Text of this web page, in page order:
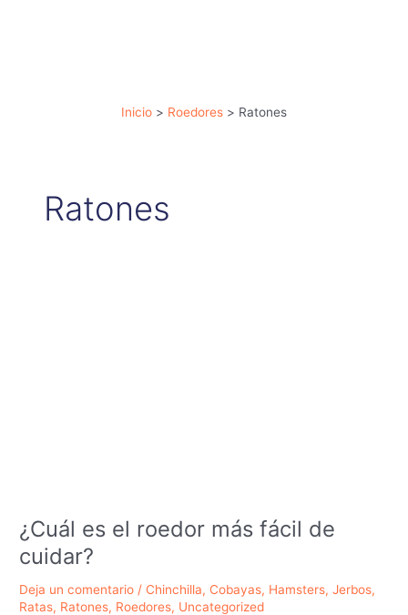
Inicio Roedores Ratones
Ratones
¿Cuál es el roedor más fácil de
cuidar?
Deja un comentario / Chinchilla, Cobayas, Hamsters,Jerbos,
Ratas, Ratones, Roedores, Uncategorized